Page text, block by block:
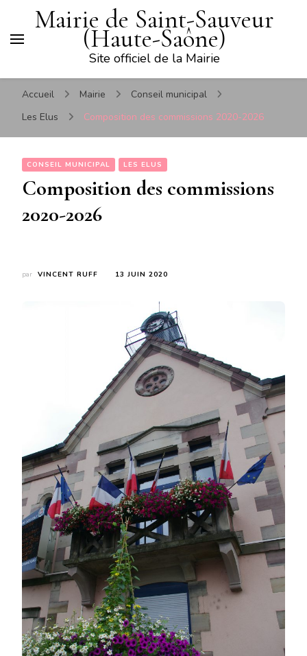
Mairie de Saint-Sauveur
(Haute-Saône)
Site officiel de la Mairie
Accueil Mairie
Conseil municipal
Les Elus
Composition des commissions 2020-2026
CONSEIL MUNICIPAL LES ELUS
Composition des commissions
2020-2026
par VINCENT RUFF 13 JUIN 2020